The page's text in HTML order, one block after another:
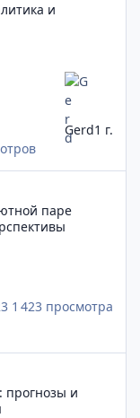
и
Gerd1 г.
паре
1 423 просмотра
прогнозы и